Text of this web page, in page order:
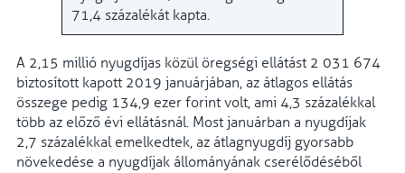
71,4 százalékát kapta.
A 2,15 millió nyugdíjas közül öregségi ellátást 2 031 674
biztosított kapott 2019 januárjában, az átlagos ellátás
összege pedig 134,9 ezer forint volt, ami 4,3 százalékkal
több az előző évi ellátásnál. Most januárban a nyugdíjak
2,7 százalékkal emelkedtek, az átlagnyugdíj gyorsabb
növekedése a nyugdíjak állományának cserélődéséből